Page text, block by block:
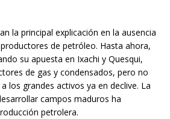
la principal explicación en la ausencia
de petróleo. Hasta ahora,
su apuesta en Ixachi y Quesqui,
de gas y condensados, pero no
los grandes activos ya en declive. La
campos maduros ha
petrolera.